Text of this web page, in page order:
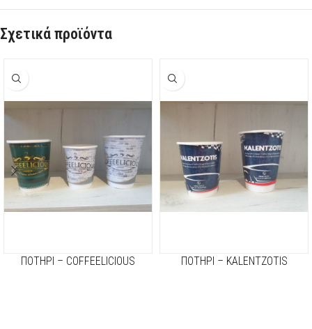
Σχετικά προϊόντα
ΠΟΤΗΡΙ – COFFEELICIOUS ΠΟΤΗΡΙ – KALENTZOTIS